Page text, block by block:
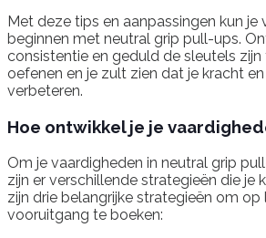
Met deze tips en aanpassingen kun je
beginnen met neutral grip pull-ups.
consistentie en geduld de sleutels
oefenen en je zult zien dat je kracht
verbeteren.
Hoe ontwikkel je je
Om je vaardigheden in neutral grip
zijn er verschillende strategieën die je
zijn drie belangrijke strategieën om op
vooruitgang te boeken: